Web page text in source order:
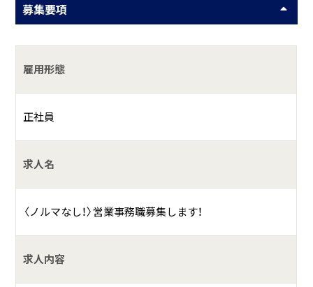
募集要項
雇用形態
正社員
求人名
〈ノルマなし！〉営業事務職募集します！
求人内容